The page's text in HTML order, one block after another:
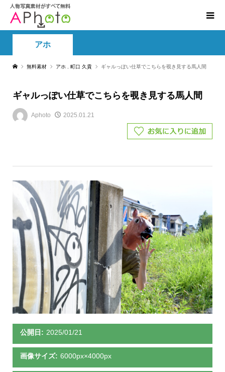
アホ
無料素材 アホ 町口 久貴 ギャルっぽい仕草でこちらを覗き見する馬人間
ギャルっぽい仕草でこちらを覗き見する馬人間
Aphoto 2025.01.21
公開日: 2025/01/21
画像サイズ: 6000px×4000px